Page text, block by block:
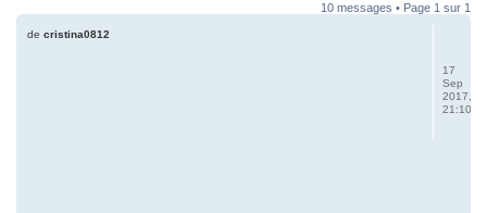
10 messages • Page 1 sur 1
de cristina0812
17
Sep
2017,
21:10